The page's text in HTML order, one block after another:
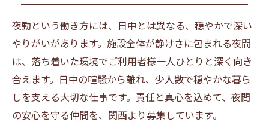
夜勤という働き方には、日中とは異なる、穏やかで深い
やりがいがあります。施設全体が静けさに包まれる夜間
は、落ち着いた環境でご利用者様一人ひとりと深く向き
合えます。日中の喧騒から離れ、少人数で穏やかな暮ら
しを支える大切な仕事です。責任と真心を込めて、夜間
の安心を守る仲間を、関西より募集しています。